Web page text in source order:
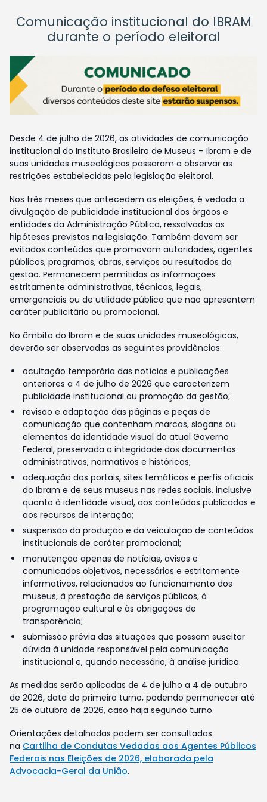
Comunicação institucional do IBRAM
durante o período eleitoral
Desde 4 de julho de 2026, as atividades de comunicação
institucional do Instituto Brasileiro de Museus – Ibram e de
suas unidades museológicas passaram a observar as
restrições estabelecidas pela legislação eleitoral.
Nos três meses que antecedem as eleições, é vedada a
divulgação de publicidade institucional dos órgãos e
entidades da Administração Pública, ressalvadas as
hipóteses previstas na legislação. Também devem ser
evitados conteúdos que promovam autoridades, agentes
públicos, programas, obras, serviços ou resultados da
gestão. Permanecem permitidas as informações
estritamente administrativas, técnicas, legais,
emergenciais ou de utilidade pública que não apresentem
caráter publicitário ou promocional.
No âmbito do Ibram e de suas unidades museológicas,
deverão ser observadas as seguintes providências:
ocultação temporária das notícias e publicações
anteriores a 4 de julho de 2026 que caracterizem
publicidade institucional ou promoção da gestão;
revisão e adaptação das páginas e peças de
comunicação que contenham marcas, slogans ou
elementos da identidade visual do atual Governo
Federal, preservada a integridade dos documentos
administrativos, normativos e históricos;
adequação dos portais, sites temáticos e perfis oficiais
do Ibram e de seus museus nas redes sociais, inclusive
quanto à identidade visual, aos conteúdos publicados e
aos recursos de interação;
suspensão da produção e da veiculação de conteúdos
institucionais de caráter promocional;
manutenção apenas de notícias, avisos e
comunicados objetivos, necessários e estritamente
informativos, relacionados ao funcionamento dos
museus, à prestação de serviços públicos, à
programação cultural e às obrigações de
transparência;
submissão prévia das situações que possam suscitar
dúvida à unidade responsável pela comunicação
institucional e, quando necessário, à análise jurídica.
As medidas serão aplicadas de 4 de julho a 4 de outubro
de 2026, data do primeiro turno, podendo permanecer até
25 de outubro de 2026, caso haja segundo turno.
Orientações detalhadas podem ser consultadas
na Cartilha de Condutas Vedadas aos Agentes Públicos
Federais nas Eleições de 2026, elaborada pela
Advocacia-Geral da União.